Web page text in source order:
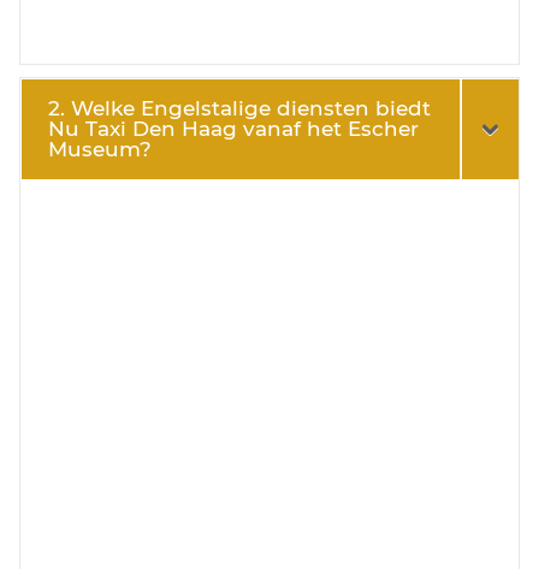
2. Welke Engelstalige diensten biedt
Nu Taxi Den Haag vanaf het Escher
Museum?